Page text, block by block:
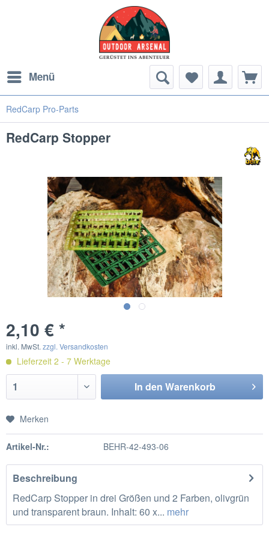
Menü
RedCarp Pro-Parts
RedCarp Stopper
2,10 € *
inkl. MwSt. zzgl. Versandkosten
Lieferzeit 2 - 7 Werktage
In den Warenkorb
Merken
Artikel-Nr.: BEHR-42-493-06
Beschreibung
RedCarp Stopper in drei Größen und 2 Farben, olivgrün
und transparent braun. Inhalt: 60 x... mehr